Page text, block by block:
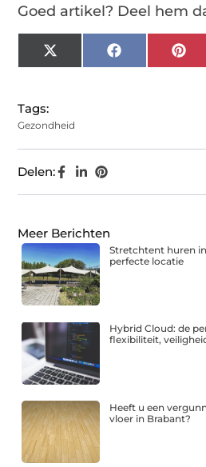
Goed artikel? Deel hem
X
(Twitter)
Facebook
Tags:
Gezondheid
Delen:
Meer Berichten
Stretchtent huren
perfecte locatie
Hybrid Cloud: de
flexibiliteit,
Heeft u een
vloer in Brabant?